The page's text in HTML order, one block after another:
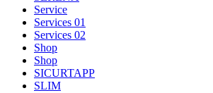
Service
Services 01
Services 02
Shop
Shop
SICURTAPP
SLIM